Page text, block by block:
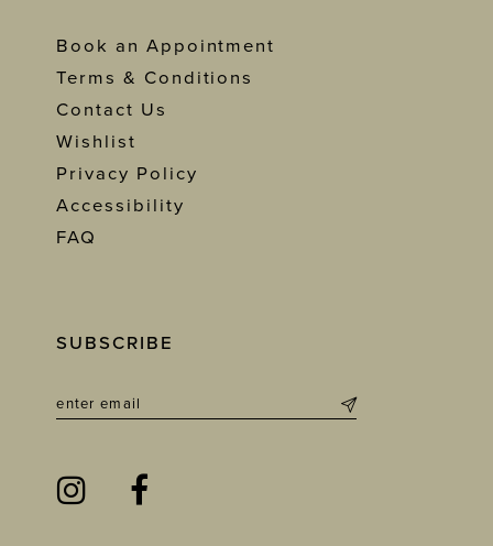
Book an Appointment
Terms & Conditions
Contact Us
Wishlist
Privacy Policy
Accessibility
FAQ
SUBSCRIBE